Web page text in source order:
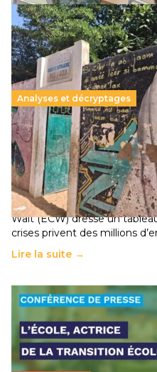
Analyses et décryptages
258 millions d’enfants
chocs climatiques et
population
11 juillet 2026- National
Un nouveau rapport
Wait (ECW) dresse un
crises privent des millions
Lire la suite →